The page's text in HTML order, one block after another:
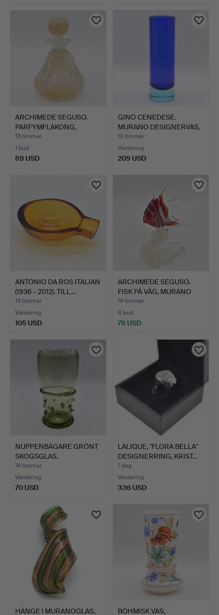
ARCHIMEDE SEGUSO.
PARFYMFLAKONG,
MURANOGLA…
13 timmar
1 bud
69 USD
GINO CENEDESE.
MURANO DESIGNERVAS,
STUDIOG…
13 timmar
Värdering
209 USD
ANTONIO DA ROS ITALIAN
(1936 - 2012). TILL…
13 timmar
Värdering
105 USD
ARCHIMEDE SEGUSO.
FISK PÅ VÅG, MURANO
GLAS…
14 timmar
8 bud
76 USD
NUPPENBÄGARE GRÖNT
SKOGSGLAS.
14 timmar
Värdering
70 USD
LALIQUE, "FLORA BELLA"
DESIGNERRING, KRIST…
1 dag
Värdering
336 USD
HÄNGE I MURANOGLAS,
BÖHMISK VAS,